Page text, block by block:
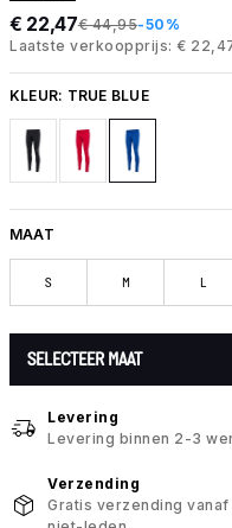
€ 22,47€ 44,95-50%
Laatste verkoopprijs: €
KLEUR: TRUE BLUE
MAAT
S M L
SELECTEER MAAT
Levering
Levering binnen 2-3
Verzending
Gratis verzending vanaf